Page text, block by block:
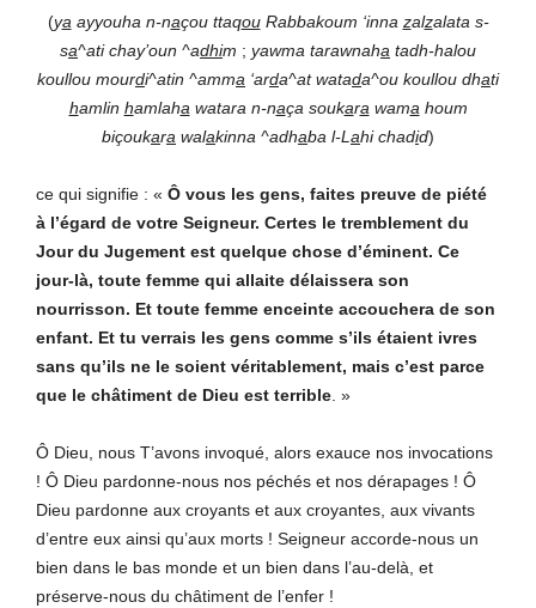
(ya ayyouha n-naçou ttaqouRabbakoum ‘inna zalzalata s-
sa^ati chay’oun ^adhim ; yawma tarawnaha tadh-halou
koullou mourdi^atin ^amma ‘arda^at watada^ou koullou dhati
hamlin hamlaha watara n-naça soukara wama houm
biçoukara walakinna ^adhaba l-L ahi chadid)
ce qui signifie : « Ô vous les gens, faites preuve de piété
à l’égard de votre Seigneur. Certes le tremblement du
Jour du Jugement est quelque chose d’éminent. Ce
jour-là, toute femme qui allaite délaissera son
nourrisson. Et toute femme enceinte accouchera de son
enfant. Et tu verrais les gens comme s’ils étaient ivres
sans qu’ils ne le soient véritablement, mais c’est parce
que le châtiment de Dieu est terrible . »
Ô Dieu, nous T’avons invoqué, alors exauce nos invocations
! Ô Dieu pardonne-nous nos péchés et nos dérapages ! Ô
Dieu pardonne aux croyants et aux croyantes, aux vivants
d’entre eux ainsi qu’aux morts ! Seigneur accorde-nous un
bien dans le bas monde et un bien dans l’au-delà, et
préserve-nous du châtiment de l’enfer !